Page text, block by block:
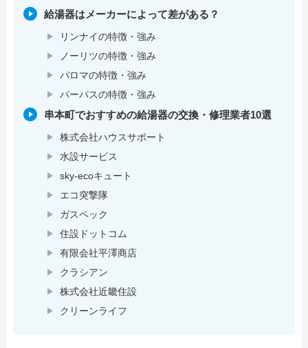
給湯器はメーカーによって差がある？
リンナイの特徴・強み
ノーリツの特徴・強み
パロマの特徴・強み
パーパスの特徴・強み
串本町でおすすめの給湯器の交換・修理業者10選
株式会社ハウスサポート
水設サービス
sky-ecoキュート
エコ突撃隊
ガスペック
住設ドットコム
有限会社平澤商店
クラシアン
株式会社近畿住設
クリーンライフ